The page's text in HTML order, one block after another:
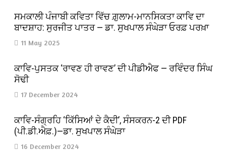
ਸਮਕਾਲੀ ਪੰਜਾਬੀ ਕਵਿਤਾ ਵਿੱਚ ਗ਼ੁਲਾਮ-ਮਾਨਸਿਕਤਾ ਕਾਵਿ ਦਾ
ਬਾਦਸ਼ਾਹ: ਸੁਰਜੀਤ ਪਾਤਰ — ਡਾ. ਸੁਖਪਾਲ ਸੰਘੇੜਾ ਓਰਫ਼ ਪਰਖ਼ਾ
11 May 2025
ਕਾਵਿ-ਪੁਸਤਕ ‘ਰਾਵਣ ਹੀ ਰਾਵਣ’ ਦੀ ਪੀਡੀਐਫ — ਰਵਿੰਦਰ ਸਿੰਘ
ਸੋਢੀ
17 December 2024
ਕਾਵਿ-ਸੰਗ੍ਰਹਿ ‘ਕਿੱਸਿਆਂ ਦੇ ਕੈਦੀ’, ਸੰਸਕਰਨ-2 ਦੀ PDF
(ਪੀ.ਡੀ.ਐਫ਼.)—ਡਾ. ਸੁਖਪਾਲ ਸੰਘੇੜਾ
16 December 2024